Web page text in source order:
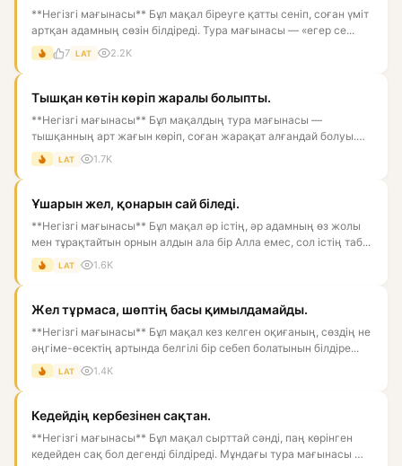
**Негізгі мағынасы** Бұл мақал біреуге қатты сеніп, соған үміт
артқан адамның сөзін білдіреді. Тура мағынасы — «егер се...
7 LAT 2.2K
Тышқан көтін көріп жаралы болыпты.
**Негізгі мағынасы** Бұл мақалдың тура мағынасы —
тышқанның арт жағын көріп, соған жарақат алғандай болуы.
Астарлы мағын...
LAT 1.7K
Ұшарын жел, қонарын сай біледі.
**Негізгі мағынасы** Бұл мақал әр істің, әр адамның өз жолы
мен тұрақтайтын орнын алдын ала бір Алла емес, сол істің таб...
LAT 1.6K
Жел тұрмаса, шөптің басы қимылдамайды.
**Негізгі мағынасы** Бұл мақал кез келген оқиғаның, сөздің не
әңгіме-өсектің артында белгілі бір себеп болатынын білдіре...
LAT 1.4K
Кедейдің кербезінен сақтан.
**Негізгі мағынасы** Бұл мақал сырттай сәнді, паң көрінген
кедейден сақ бол дегенді білдіреді. Мұндағы тура мағынасы —